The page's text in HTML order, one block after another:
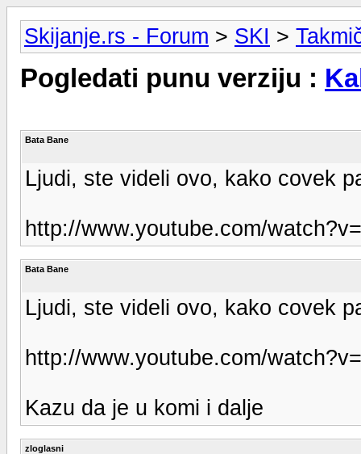
Skijanje.rs - Forum > SKI >
Pogledati punu verziju :
Bata Bane
Ljudi, ste videli ovo, kako covek
http://www.youtube.com/
Bata Bane
Ljudi, ste videli ovo, kako covek
http://www.youtube.com/
Kazu da je u komi i dalje
zloglasni